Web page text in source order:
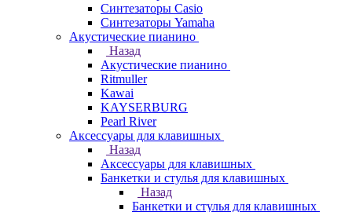
Синтезаторы Casio
Синтезаторы Yamaha
Акустические пианино
Назад
Акустические пианино
Ritmuller
Kawai
KAYSERBURG
Pearl River
Аксессуары для клавишных
Назад
Аксессуары для клавишных
Банкетки и стулья для клавишных
Назад
Банкетки и стулья для клавишных